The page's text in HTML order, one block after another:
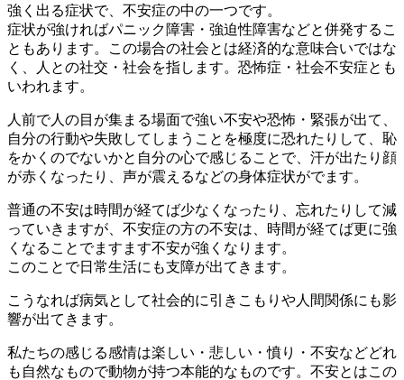
強く出る症状で、不安症の中の一つです。
症状が強ければパニック障害・強迫性障害などと併発するこ
ともあります。この場合の社会とは経済的な意味合いではな
く、人との社交・社会を指します。恐怖症・社会不安症とも
いわれます。
人前で人の目が集まる場面で強い不安や恐怖・緊張が出て、
自分の行動や失敗してしまうことを極度に恐れたりして、恥
をかくのでないかと自分の心で感じることで、 汗が出たり顔
が赤くなったり、声が震えるなどの身体症状がでます。
普通の不安は時間が経てば少なくなったり、忘れたりして減
っていきますが、不安症の方の不安は、時間が経てば更に強
くなることでますます不安が強くなります。
このことで日常生活にも支障が出てきます。
こうなれば病気として社会的に引きこもりや人間関係にも影
響が出てきます。
私たちの感じる感情は楽しい・悲しい・憤り・不安などどれ
も自然なもので動物が持つ本能的なものです。不安とはこの